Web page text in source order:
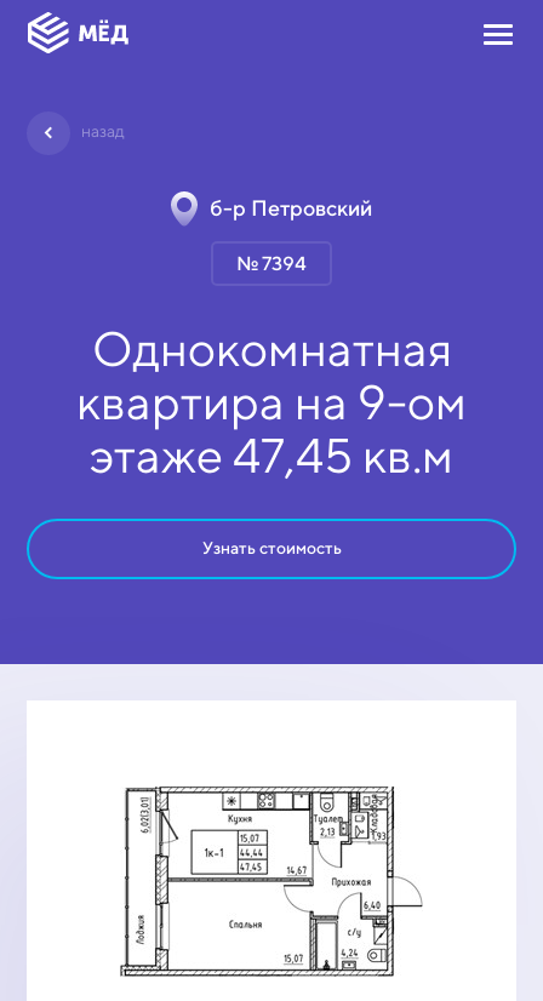
назад
б-р Петровский
№ 7394
Однокомнатная
квартира на 9-ом
этаже 47,45 кв.м
Узнать стоимость